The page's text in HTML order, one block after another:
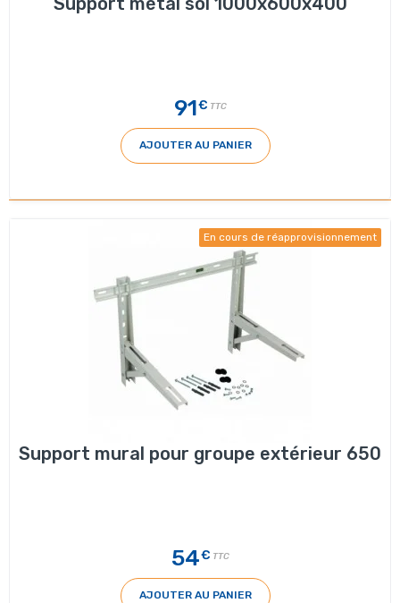
91€ TTC
AJOUTER AU PANIER
En cours de réapprovisionnement
Support mural pour groupe extérieur 650
54€ TTC
AJOUTER AU PANIER